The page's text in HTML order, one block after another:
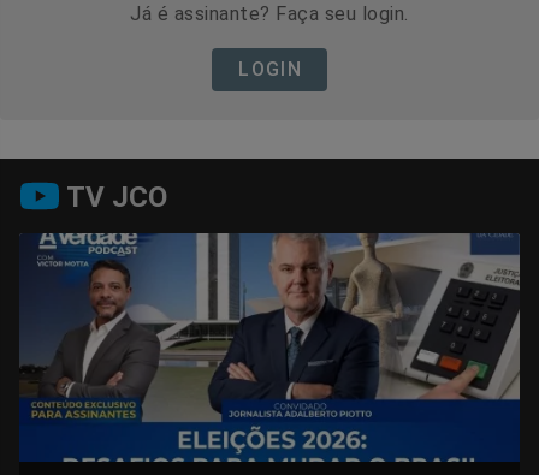
Já é assinante? Faça seu login.
LOGIN
TV JCO